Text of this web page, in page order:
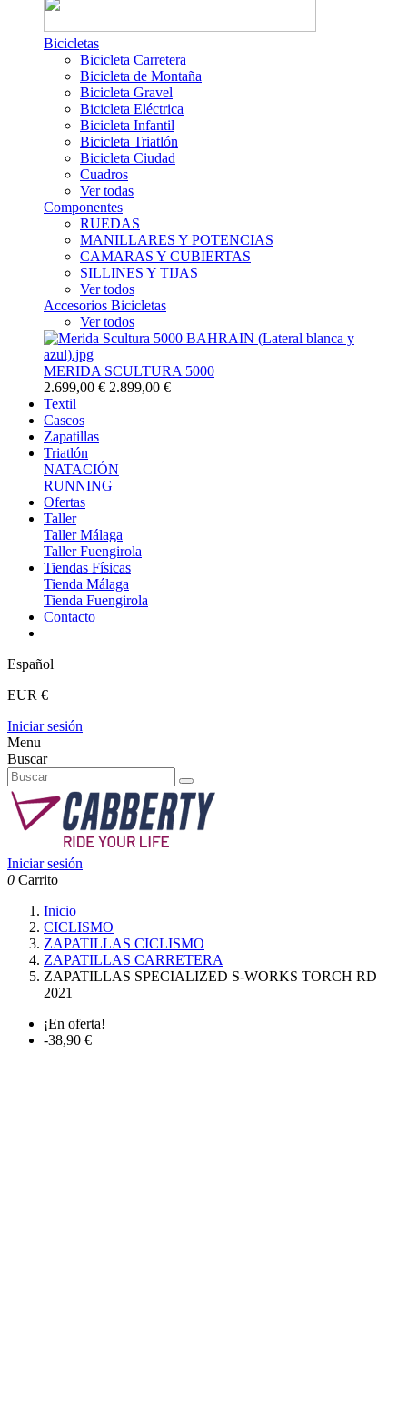
Bicicletas
Bicicleta Carretera
Bicicleta de Montaña
Bicicleta Gravel
Bicicleta Eléctrica
Bicicleta Infantil
Bicicleta Triatlón
Bicicleta Ciudad
Cuadros
Ver todas
Componentes
RUEDAS
MANILLARES Y POTENCIAS
CAMARAS Y CUBIERTAS
SILLINES Y TIJAS
Ver todos
Accesorios Bicicletas
Ver todos
MERIDA SCULTURA 5000
2.699,00 € 2.899,00 €
Textil
Cascos
Zapatillas
Triatlón
NATACIÓN
RUNNING
Ofertas
Taller
Taller Málaga
Taller Fuengirola
Tiendas Físicas
Tienda Málaga
Tienda Fuengirola
Contacto
Español
EUR €
Iniciar sesión
Menu
Buscar
Iniciar sesión
0 Carrito
Inicio
CICLISMO
ZAPATILLAS CICLISMO
ZAPATILLAS CARRETERA
ZAPATILLAS SPECIALIZED S-WORKS TORCH RD
2021
¡En oferta!
-38,90 €